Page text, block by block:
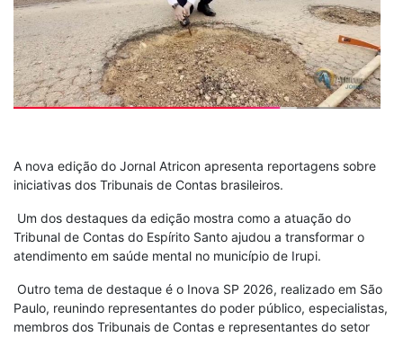
A nova edição do Jornal Atricon apresenta reportagens sobre
iniciativas dos Tribunais de Contas brasileiros.
Um dos destaques da edição mostra como a atuação do
Tribunal de Contas do Espírito Santo ajudou a transformar o
atendimento em saúde mental no município de Irupi.
Outro tema de destaque é o Inova SP 2026, realizado em São
Paulo, reunindo representantes do poder público, especialistas,
membros dos Tribunais de Contas e representantes do setor